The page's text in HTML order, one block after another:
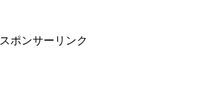
スポンサーリンク